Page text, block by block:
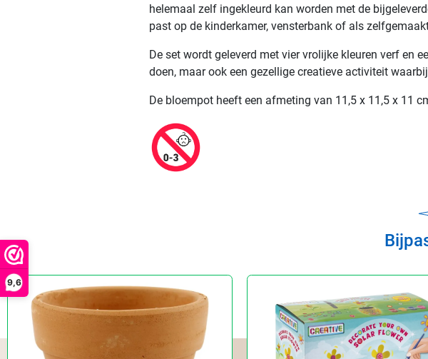
9,6
helemaal zelf ingekleurd kan worden met de
past op de kinderkamer, vensterbank of als
De set wordt geleverd met vier vrolijke kleuren verf en
doen, maar ook een gezellige creatieve activiteit
De bloempot heeft een afmeting van 11,5 x 11,5 x 11